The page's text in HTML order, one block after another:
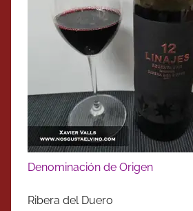
Denominación de Origen
Ribera del Duero